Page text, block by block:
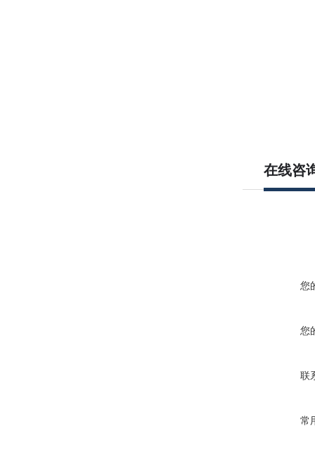
在线咨
您
您
联
常